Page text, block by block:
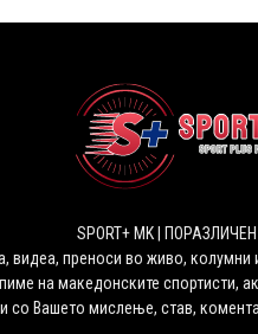
SPORT+ MK |
видеа, преноси во живо,
на македонските спортисти,
со Вашето мислење, став,